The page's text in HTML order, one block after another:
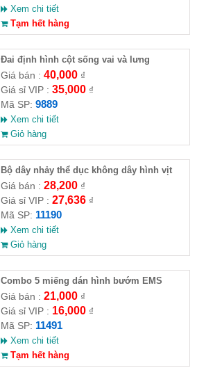
Xem chi tiết
Tạm hết hàng
Đai định hình cột sống vai và lưng
Giá bán : 40,000₫
Giá sỉ VIP : 35,000₫
Mã SP: 9889
Xem chi tiết
Giỏ hàng
Bộ dây nhảy thể dục không dây hình vịt
Giá bán : 28,200₫
Giá sỉ VIP : 27,636₫
Mã SP: 11190
Xem chi tiết
Giỏ hàng
Combo 5 miếng dán hình bướm EMS
Giá bán : 21,000₫
Giá sỉ VIP : 16,000₫
Mã SP: 11491
Xem chi tiết
Tạm hết hàng